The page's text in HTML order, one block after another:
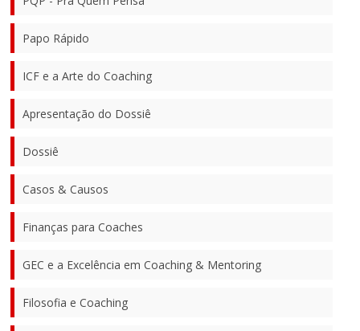
Papo Rápido
ICF e a Arte do Coaching
Apresentação do Dossiê
Dossiê
Casos & Causos
Finanças para Coaches
GEC e a Excelência em Coaching & Mentoring
Filosofia e Coaching